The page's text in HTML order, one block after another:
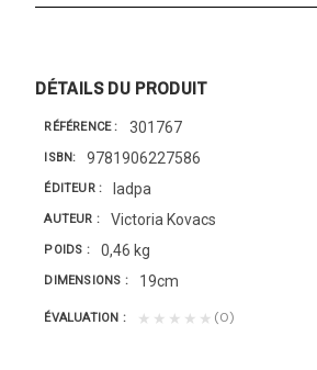
DÉTAILS DU PRODUIT
RÉFÉRENCE 301767
ISBN 9781906227586
ÉDITEUR Iadpa
AUTEUR Victoria Kovacs
POIDS 0,46 kg
DIMENSIONS 19cm
ÉVALUATION ★★★★★ (0)